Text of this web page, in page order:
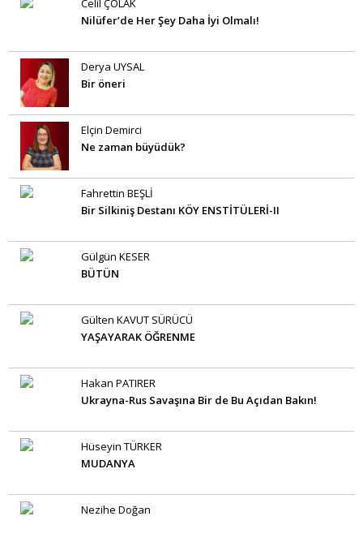
Celil ÇOLAK
Nilüfer’de Her Şey Daha İyi Olmalı!
Derya UYSAL
Bir öneri
Elçin Demirci
Ne zaman büyüdük?
Fahrettin BEŞLİ
Bir Silkiniş Destanı KÖY ENSTİTÜLERİ-II
Gülgün KESER
BÜTÜN
Gülten KAVUT SÜRÜCÜ
YAŞAYARAK ÖĞRENME
Hakan PATIRER
Ukrayna-Rus Savaşına Bir de Bu Açıdan Bakın!
Hüseyin TÜRKER
MUDANYA
Nezihe Doğan